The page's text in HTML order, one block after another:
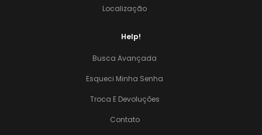
Localização
Help!
Busca Avançada
Esqueci Minha Senha
Troca E Devoluções
Contato